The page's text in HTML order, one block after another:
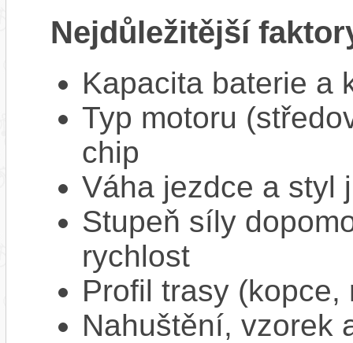
Nejdůležitější
Kapacita baterie a
Typ motoru
chip
Váha jezdce a styl
Stupeň síly
rychlost
Profil trasy
Nahuštění, vzorek